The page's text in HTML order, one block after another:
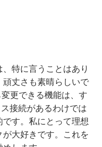
特に言うことはあり
頑丈さも素晴らしいで
更できる機能は、す
接続があるわけでは
す。私にとって理想
大好きです。これを